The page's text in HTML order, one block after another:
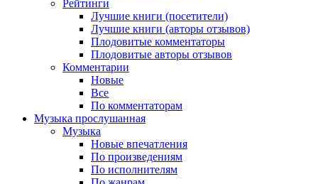
Рейтинги
Лучшие книги (посетители)
Лучшие книги (авторы отзывов)
Плодовитые комментаторы
Плодовитые авторы отзывов
Комментарии
Новые
Все
По комментаторам
Музыка прослушанная
Музыка
Новые впечатления
По произведениям
По исполнителям